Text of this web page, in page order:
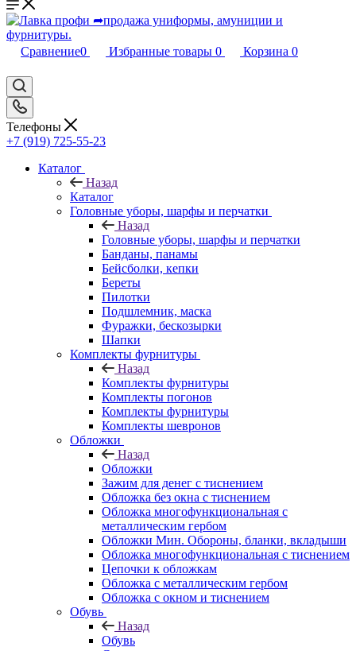
Сравнение0 Избранные товары 0 Корзина 0
Телефоны
+7 (919) 725-55-23
Каталог
Назад
Каталог
Головные уборы, шарфы и перчатки
Назад
Головные уборы, шарфы и перчатки
Банданы, панамы
Бейсболки, кепки
Береты
Пилотки
Подшлемник, маска
Фуражки, бескозырки
Шапки
Комплекты фурнитуры
Назад
Комплекты фурнитуры
Комплекты погонов
Комплекты фурнитуры
Комплекты шевронов
Обложки
Назад
Обложки
Зажим для денег с тиснением
Обложка без окна с тиснением
Обложка многофункциональная с
металлическим гербом
Обложки Мин. Обороны, бланки, вкладыши
Обложка многофункциональная с тиснением
Цепочки к обложкам
Обложка с металлическим гербом
Обложка с окном и тиснением
Обувь
Назад
Обувь